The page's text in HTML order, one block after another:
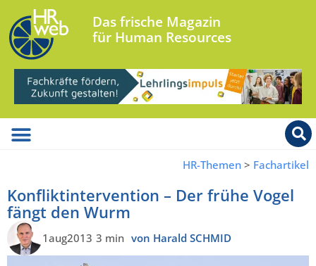
Das frische Magazin
für Human Resources
HR-Themen > Fachartikel
Konfliktintervention – Der frühe Vogel
fängt den Wurm
1aug2013 3 min von Harald SCHMID